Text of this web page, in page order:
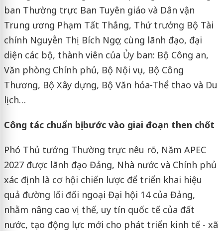
ban Thường trực Ban Tuyên giáo và Dân vận
Trung ương Phạm Tất Thắng, Thứ trưởng Bộ Tài
chính Nguyễn Thị Bích Ngọc; cùng lãnh đạo, đại
diện các bộ, thành viên của Ủy ban: Bộ Công an,
Văn phòng Chính phủ, Bộ Nội vụ, Bộ Công
Thương, Bộ Xây dựng, Bộ Văn hóa-Thể thao và Du
lịch…
Công tác chuẩn bị bước vào giai đoạn then chốt
Phó Thủ tướng Thường trực nêu rõ, Năm APEC
2027 được lãnh đạo Đảng, Nhà nước và Chính phủ
xác định là cơ hội chiến lược để triển khai hiệu
quả đường lối đối ngoại Đại hội 14 của Đảng,
nhằm nâng cao vị thế, uy tín quốc tế của đất
nước, tạo động lực mới cho phát triển kinh tế - xã